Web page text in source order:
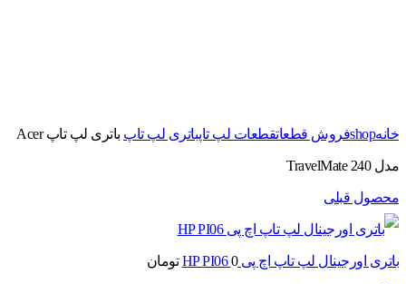
خانهshopفروش قطعاتقطعات لپ تاپباتری لپ تاپ باتری لپ تاپ Acer
مدل TravelMate 240
محصول قبلی
باتری اورجینال لپ تاپ اچ پی HP PI060 تومان